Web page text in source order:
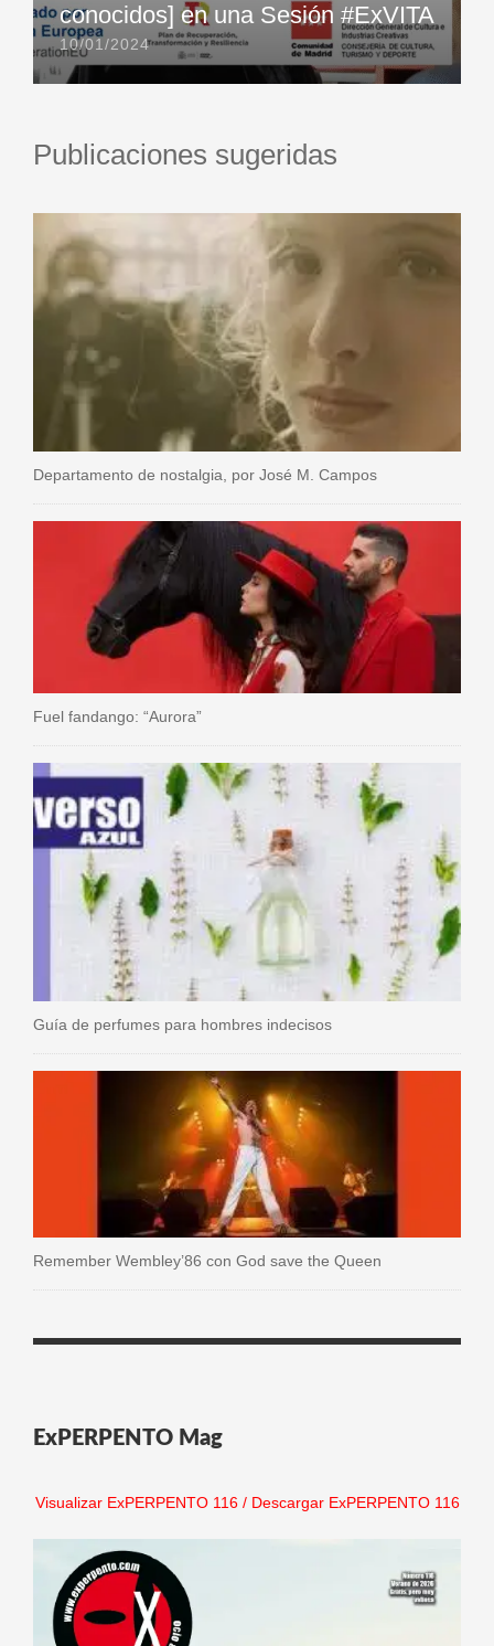
conocidos] en una Sesión #ExVITA
10/01/2024
Publicaciones sugeridas
Departamento de nostalgia, por José M. Campos
Fuel fandango: “Aurora”
Guía de perfumes para hombres indecisos
Remember Wembley’86 con God save the Queen
ExPERPENTO Mag
Visualizar ExPERPENTO 116/ Descargar ExPERPENTO 116